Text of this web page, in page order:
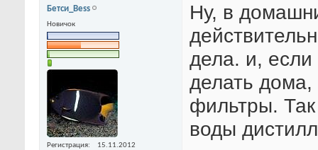
Бетси_Bess
Новичок
Регистрация
15.11.2012
Ну, в
дела. и, если
делать дома,
фильтры.
воды